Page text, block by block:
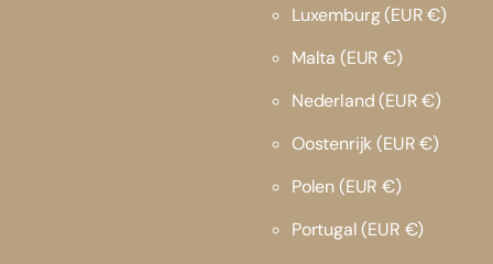
Luxemburg(EUR €)
Malta (EUR €)
Nederland(EUR €)
Oostenrijk(EUR €)
Polen(EUR €)
Portugal(EUR €)